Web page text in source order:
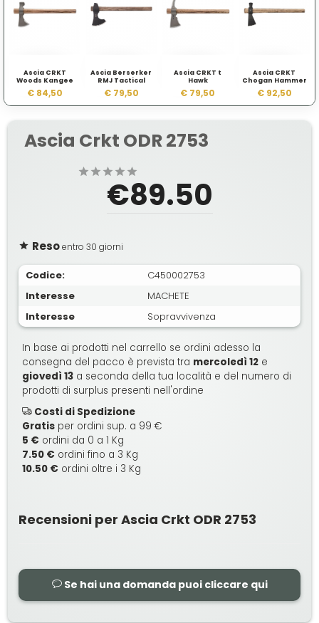
Ascia CRKT
Woods Kangee
€ 84,50
Ascia Berserker
RMJ Tactical
€ 79,50
Ascia CRKT t
Hawk
€ 79,50
Ascia CRKT
Chogan Hammer
€ 92,50
Ascia Crkt ODR 2753
€89.50
Resoentro 30 giorni
Codice:
C450002753
Interesse
MACHETE
Interesse
Sopravvivenza
In base ai prodotti nel carrello se ordini adesso la
consegna del pacco è prevista tra mercoledì 12 e
giovedì 13 a seconda della tua località e del numero di
prodotti di surplus presenti nell'ordine
Costi di Spedizione
Gratis per ordini sup. a 99 €
5 € ordini da 0 a 1 Kg
7.50 € ordini fino a 3 Kg
10.50 € ordini oltre i 3 Kg
Recensioni per Ascia Crkt ODR 2753
Se hai una domanda puoi cliccare qui